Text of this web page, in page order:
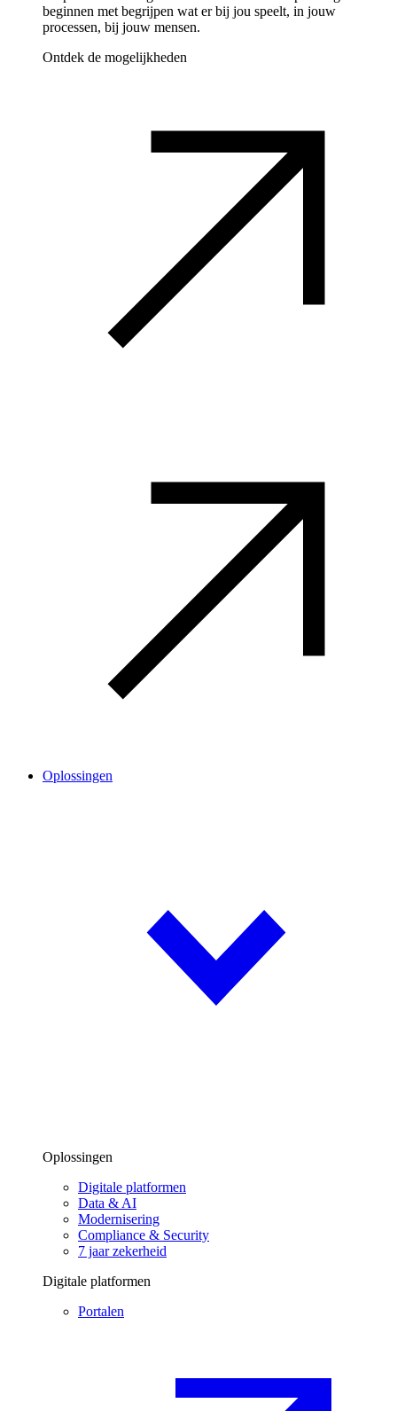
beginnen met begrijpen wat er bij jou speelt, in jouw
processen, bij jouw mensen.
Ontdek de mogelijkheden
Oplossingen
Oplossingen
Digitale platformen
Data & AI
Modernisering
Compliance & Security
7 jaar zekerheid
Digitale platformen
Portalen